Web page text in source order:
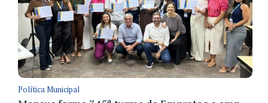
Política Municipal